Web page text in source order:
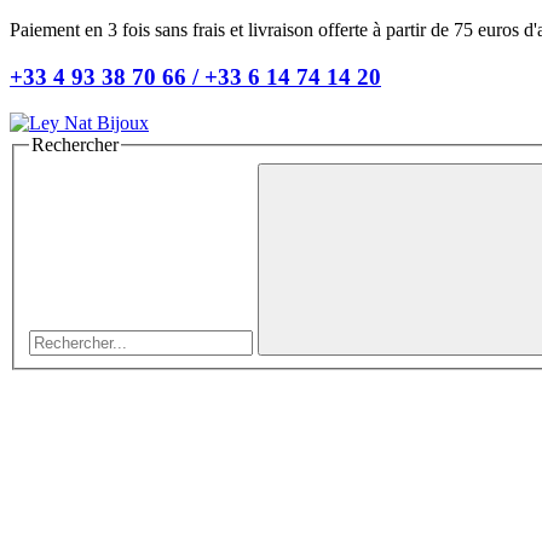
Paiement en 3 fois sans frais et livraison offerte à partir de 75 euros
+33 4 93 38 70 66 / +33 6 14 74 14 20​
Rechercher